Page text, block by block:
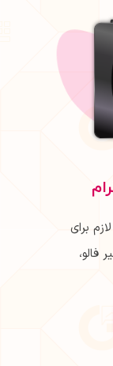
برای
فالو،